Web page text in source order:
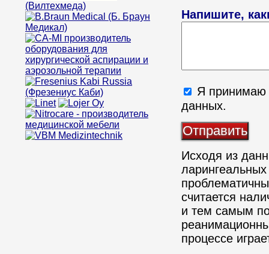
Напишите,
Я принимаю
данных.
Исходя из
считается
и тем самым
процессе